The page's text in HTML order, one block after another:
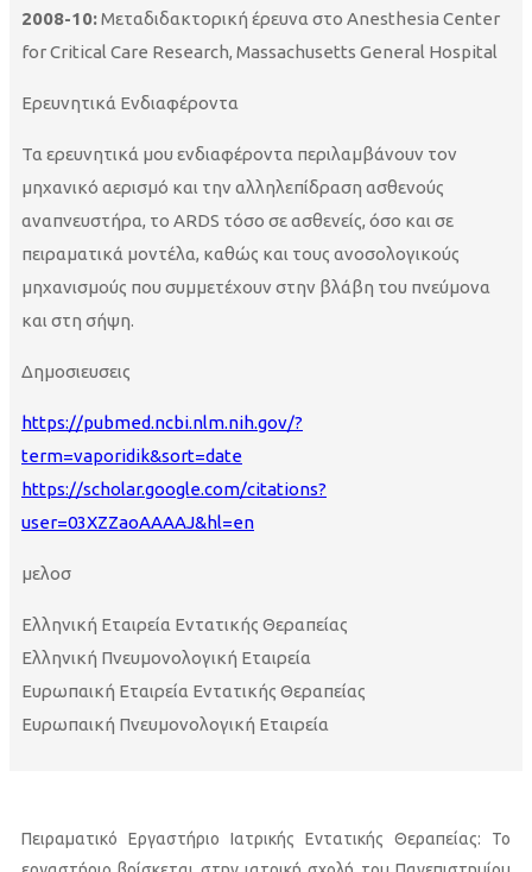
2008-10:Μεταδιδακτορική έρευνα στο Anesthesia Center
for Critical Care Research, Massachusetts General Hospital
Ερευνητικά Ενδιαφέροντα
Τα ερευνητικά μου ενδιαφέροντα περιλαμβάνουν τον
μηχανικό αερισμό και την αλληλεπίδραση ασθενούς
αναπνευστήρα, τo ARDS τόσο σε ασθενείς, όσο και σε
πειραματικά μοντέλα, καθώς και τους ανοσολογικούς
μηχανισμούς που συμμετέχουν στην βλάβη του πνεύμονα
και στη σήψη.
Δημοσιευσεις
https://pubmed.ncbi.nlm.nih.gov/?
term=vaporidik&sort=date
https://scholar.google.com/citations?
user=03XZZaoAAAAJ&hl=en
μελοσ
Ελληνική Εταιρεία Εντατικής Θεραπείας
Ελληνική Πνευμονολογική Εταιρεία
Ευρωπαική Εταιρεία Εντατικής Θεραπείας
Ευρωπαική Πνευμονολογική Εταιρεία
Πειραματικό Εργαστήριο Ιατρικής Εντατικής Θεραπείας: Το